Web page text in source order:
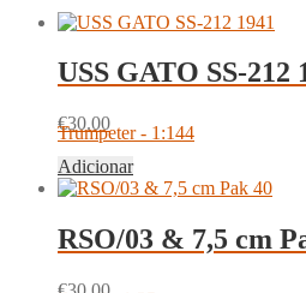
USS GATO SS-212
€30.00
Trumpeter - 1:144
Adicionar
RSO/03 & 7,5 cm